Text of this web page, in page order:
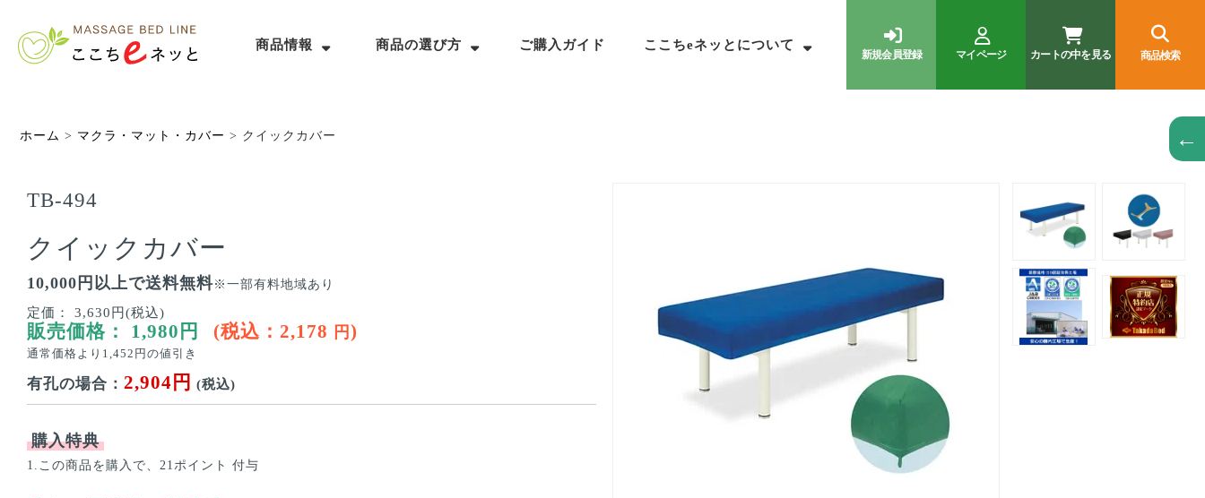
商品情報 商品の選び方 ご購入ガイド ここちeネッとについて
新規会員登録 マイページ カートの中を見る 商品検索
←
ホーム > マクラ・マット・カバー > クイックカバー
TB-494
クイックカバー
10,000円以上で送料無料※一部有料地域あり
定価：
3,630円(税込)
販売価格： 1,980 円 (税込： 2,178 円 )
通常価格より 1,452 円の値引き
有孔の場合： 2,904円 (税込)
購入特典
1.この商品を購入で、21ポイント 付与